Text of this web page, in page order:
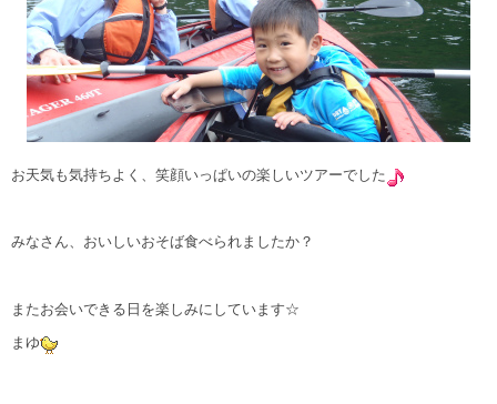
お天気も気持ちよく、笑顔いっぱいの楽しいツアーでした
みなさん、おいしいおそば食べられましたか？
またお会いできる日を楽しみにしています☆
まゆ